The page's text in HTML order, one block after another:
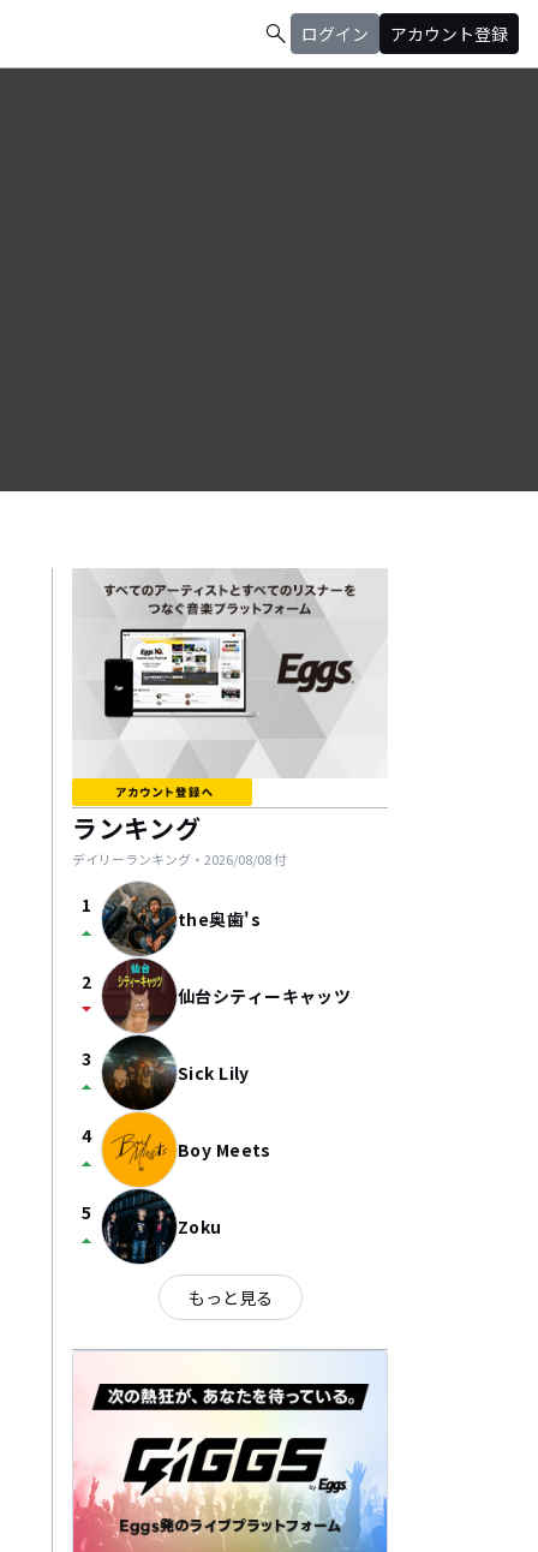
search ログイン アカウント登録
ランキング
デイリーランキング・ 2026/08/08付
1
arrow_drop_up the奥歯's
2
arrow_drop_down 仙台シティーキャッツ
3
arrow_drop_up Sick Lily
4
arrow_drop_up Boy Meets
5
arrow_drop_up Zoku
もっと見る